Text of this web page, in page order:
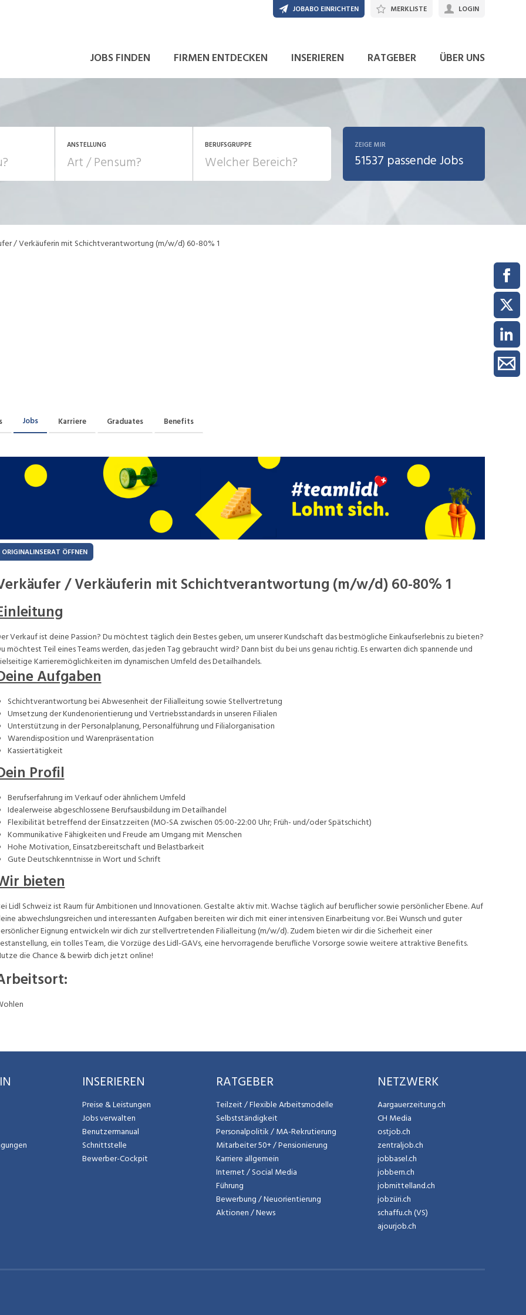
JOBS FINDEN FIRMEN ENTDECKEN INSERIEREN RATGEBER ÜBER UNS
JOBABO EINRICHTEN MERKLISTE LOGIN
ANSTELLUNG
Temporär (befristet)
BERUFSGRUPPE
Human Resources Einkauf, Logistik, Transport,
Verkehr
Handel, Kundenberatung,
ZEIGE MIR
51537 passende Jobs
/ Verkäuferin mit Schichtverantwortung (m/w/d) 60-80% 1
JETZT BEWERBEN
Jobs Karriere Graduates Benefits
ORIGINALINSERAT ÖFFNEN
/ Verkäuferin mit Schichtverantwortung (m/w/d) 60-80% 1
Verkauf ist deine Passion? Du möchtest täglich dein Bestes geben, um unserer Kundschaft das bestmögliche Einkaufserlebnis zu bieten?
möchtest Teil eines Teams werden, das jeden Tag gebraucht wird? Dann bist du bei uns genau richtig. Es erwarten dich spannende und
Karrieremöglichkeiten im dynamischen Umfeld des Detailhandels.
Aufgaben
Schichtverantwortung bei Abwesenheit der Filialleitung sowie Stellvertretung
Umsetzung der Kundenorientierung und Vertriebsstandards in unseren Filialen
Unterstützung in der Personalplanung, Personalführung und Filialorganisation
Warendisposition und Warenpräsentation
Kassiertätigkeit
Profil
Berufserfahrung im Verkauf oder ähnlichem Umfeld
Idealerweise abgeschlossene Berufsausbildung im Detailhandel
Flexibilität betreffend der Einsatzzeiten (MO-SA zwischen 05:00-22:00 Uhr; Früh- und/oder Spätschicht)
Kommunikative Fähigkeiten und Freude am Umgang mit Menschen
Hohe Motivation, Einsatzbereitschaft und Belastbarkeit
Gute Deutschkenntnisse in Wort und Schrift
bieten
Lidl Schweiz ist Raum für Ambitionen und Innovationen. Gestalte aktiv mit. Wachse täglich auf beruflicher sowie persönlicher Ebene. Auf
abwechslungsreichen und interessanten Aufgaben bereiten wir dich mit einer intensiven Einarbeitung vor. Bei Wunsch und guter
Eignung entwickeln wir dich zur stellvertretenden Filialleitung (m/w/d). Zudem bieten wir dir die Sicherheit einer
ein tolles Team, die Vorzüge des Lidl-GAVs, eine hervorragende berufliche Vorsorge sowie weitere attraktive Benefits.
die Chance & bewirb dich jetzt online!
:
INSERIEREN
Preise & Leistungen
Jobs verwalten
Benutzermanual
Schnittstelle
Bewerber-Cockpit
RATGEBER
Teilzeit / Flexible Arbeitsmodelle
Selbstständigkeit
Personalpolitik / MA-Rekrutierung
Mitarbeiter 50+ / Pensionierung
Karriere allgemein
Internet / Social Media
Führung
Bewerbung / Neuorientierung
Aktionen / News
NETZWERK
Aargauerzeitung.ch
CH Media
ostjob.ch
zentraljob.ch
jobbasel.ch
jobbern.ch
jobmittelland.ch
jobzüri.ch
schaffu.ch (VS)
ajourjob.ch